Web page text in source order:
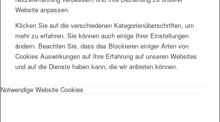
Website anpassen.
Klicken Sie auf die verschiedenen Kategorienüberschriften, um
mehr zu erfahren. Sie können auch einige Ihrer Einstellungen
ändern. Beachten Sie, dass das Blockieren einiger Arten von
Cookies Auswirkungen auf Ihre Erfahrung auf unseren Websites
und auf die Dienste haben kann, die wir anbieten können.
Notwendige Website Cookies